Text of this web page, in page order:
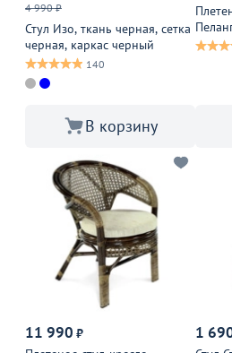
4 990 ₽
Стул Изо, ткань черная, сетка
черная, каркас черный
140
В корзину
11 990 ₽
1